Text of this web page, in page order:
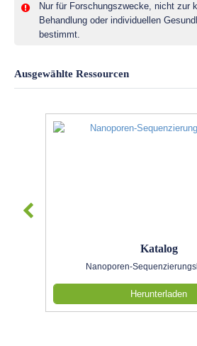
Nur für Forschungszwecke, nicht zur
Behandlung oder individuellen
bestimmt.
Ausgewählte Ressourcen
Katalog
Nanoporen-
Herunterladen